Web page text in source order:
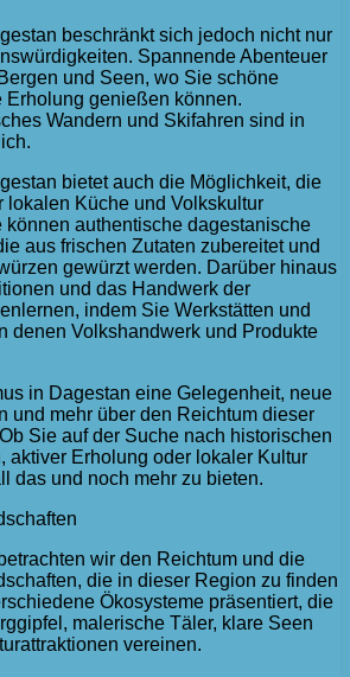
beschränkt sich jedoch nicht nur
Spannende Abenteuer
und Seen, wo Sie schöne
genießen können.
Wandern und Skifahren sind in
bietet auch die Möglichkeit, die
lokalen Küche und Volkskultur
können authentische dagestanische
aus frischen Zutaten zubereitet und
gewürzt werden. Darüber hinaus
und das Handwerk der
indem Sie Werkstätten und
denen Volkshandwerk und Produkte
in Dagestan eine Gelegenheit, neue
und mehr über den Reichtum dieser
Sie auf der Suche nach historischen
aktiver Erholung oder lokaler Kultur
das und noch mehr zu bieten.
wir den Reichtum und die
die in dieser Region zu finden
Ökosysteme präsentiert, die
malerische Täler, klare Seen
vereinen.